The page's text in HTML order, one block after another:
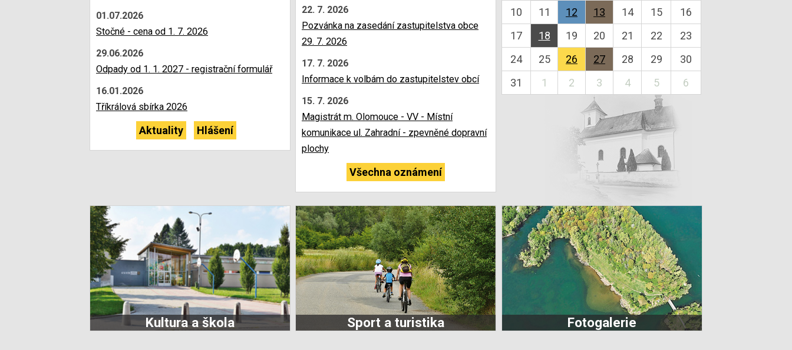
01.07.2026
Stočné - cena od 1. 7. 2026
29.06.2026
Odpady od 1. 1. 2027 - registrační formulář
16.01.2026
Tříkrálová sbírka 2026
Aktuality Hlášení
22. 7. 2026
Pozvánka na zasedání zastupitelstva obce
29. 7. 2026
17. 7. 2026
Informace k volbám do zastupitelstev obcí
15. 7. 2026
Magistrát m. Olomouce - VV - Místní
komunikace ul. Zahradní - zpevněné dopravní
plochy
Všechna oznámení
10
11 12 13 14 15
16
17
18 19 20 21 22
23
24
25 26 27 28 29
30
31
1 2 3 4 5 6
Kultura a škola Sport a turistika Fotogalerie